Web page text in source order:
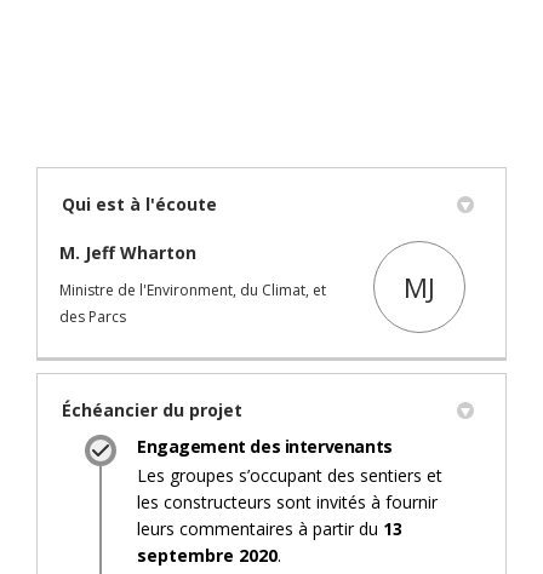
Qui est à l'écoute
M. Jeff Wharton
Ministre de l'Environment, du Climat, et
des Parcs
MJ
Échéancier du projet
Engagement des intervenants
Les groupes s’occupant des sentiers et
les constructeurs sont invités à fournir
leurs commentaires à partir du 13
septembre 2020.